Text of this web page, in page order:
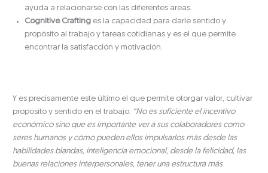
ayuda a relacionarse con las diferentes áreas.
Cognitive Crafting es la capacidad para darle sentido y
propósito al trabajo y tareas cotidianas y es el que permite
encontrar la satisfacción y motivación.
Y es precisamente este último el que permite otorgar valor, cultivar
propósito y sentido en el trabajo. “No es suficiente el incentivo
económico sino que es importante ver a sus colaboradores como
seres humanos y cómo pueden ellos impulsarlos más desde las
habilidades blandas, inteligencia emocional, desde la felicidad, las
buenas relaciones interpersonales, tener una estructura más